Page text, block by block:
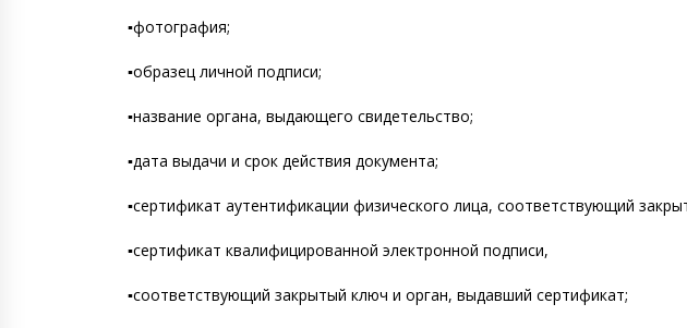
▪️фотография;
▪️образец личной подписи;
▪️название органа, выдающего свидетельство;
▪️дата выдачи и срок действия документа;
▪️сертификат аутентификации физического лица, соответствующий
▪️сертификат квалифицированной электронной подписи,
▪️соответствующий закрытый ключ и орган, выдавший сертификат;